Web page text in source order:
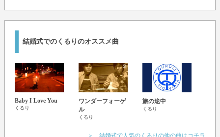
結婚式でのくるりのオススメ曲
Baby I Love You
くるり
ワンダーフォーゲ
ル
くるり
旅の途中
くるり
＞ 結婚式で人気のくるりの他の曲はコチラ